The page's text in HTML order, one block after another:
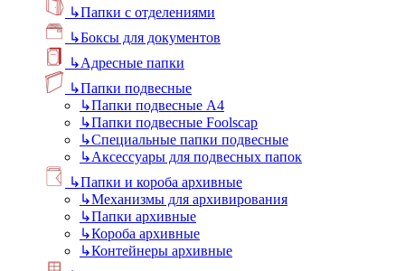
↳Папки с отделениями
↳Боксы для документов
↳Адресные папки
↳Папки подвесные
↳Папки подвесные А4
↳Папки подвесные Foolscap
↳Специальные папки подвесные
↳Аксессуары для подвесных папок
↳Папки и короба архивные
↳Механизмы для архивирования
↳Папки архивные
↳Короба архивные
↳Контейнеры архивные